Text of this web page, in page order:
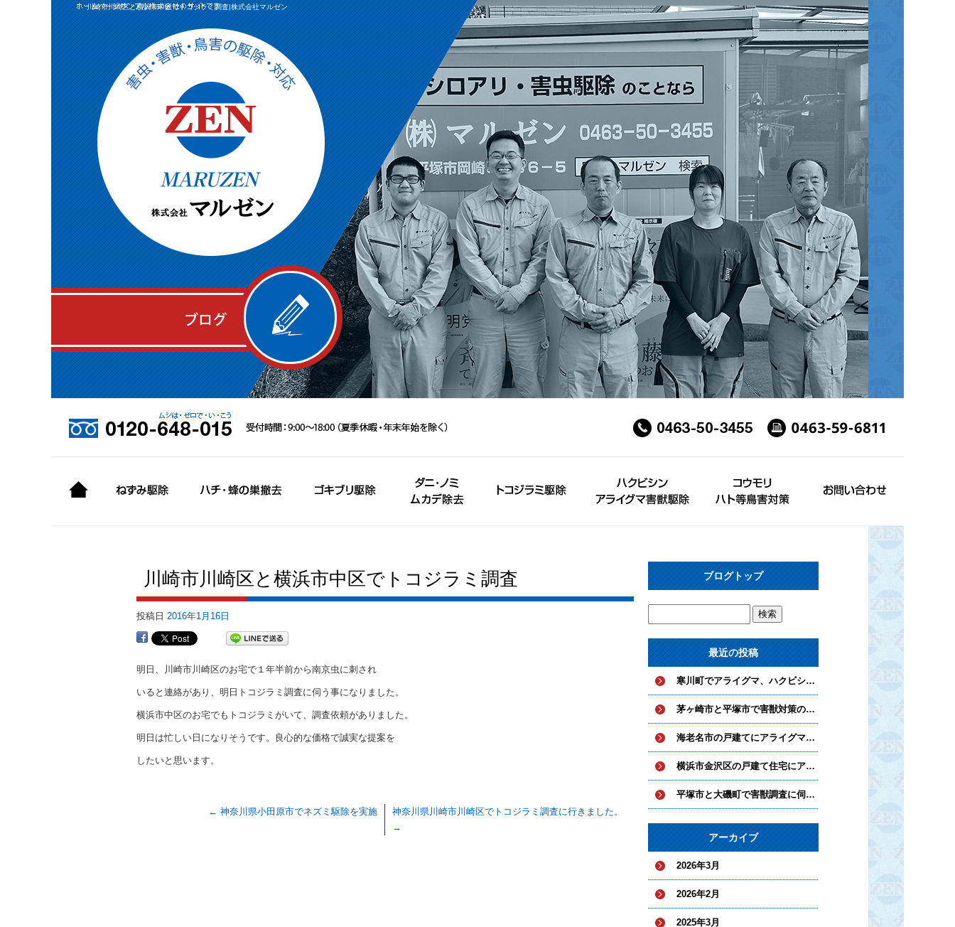
川崎市川崎区と横浜市中区でトコジラミ調査|株式会社マルゼン
川崎市川崎区と横浜市中区でトコジラミ調査
投稿日 2016年1月16日
明日、川崎市川崎区のお宅で１年半前から南京虫に刺され
いると連絡があり、明日トコジラミ調査に伺う事になりました。
横浜市中区のお宅でもトコジラミがいて、調査依頼がありました。
明日は忙しい日になりそうです。良心的な価格で誠実な提案を
したいと思います。
← 神奈川県小田原市でネズミ駆除を実施
神奈川県川崎市川崎区でトコジラミ調査に行きました。
→
ブログトップ
最近の投稿
寒川町でアライグマ、ハクビシンとネズミ対策を実施中
茅ヶ崎市と平塚市で害獣対策の工事を実施
海老名市の戸建てにアライグマとハクビシンが侵入していました。
横浜市金沢区の戸建て住宅にアライグマが侵入
平塚市と大磯町で害獣調査に伺いました。
アーカイブ
2026年3月
2026年2月
2025年3月